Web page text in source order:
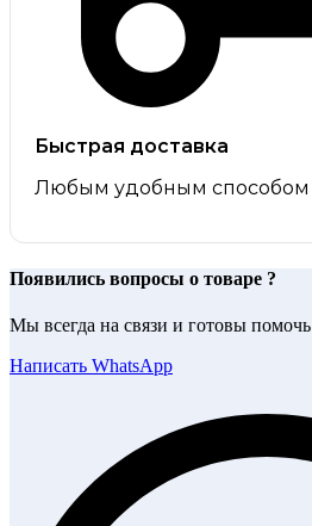
Быстрая доставка
Любым удобным способом
Появились вопросы о товаре ?
Мы всегда на связи и готовы помочь
Написать WhatsApp